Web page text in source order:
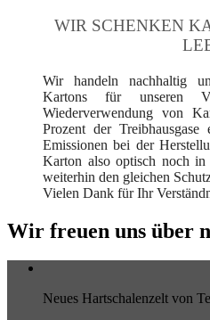
WIR SCHENKEN
Wir handeln nachhaltig
Kartons für unseren
Wiederverwendung von
Prozent der
Emissionen bei der
Karton also optisch noch in
weiterhin den gleichen
Vielen Dank für Ihr
Wir freuen uns über
Neues Hartschalenzelt von